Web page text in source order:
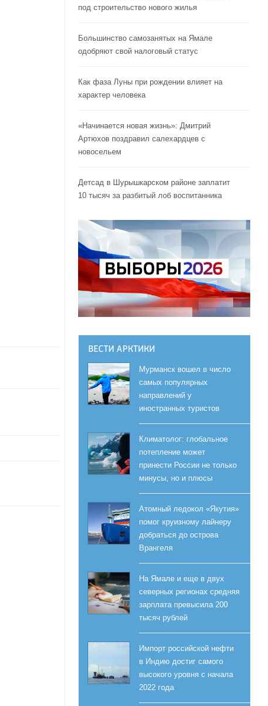
под строительство нового жилья
Большинство самозанятых на Ямале
одобряют свой налоговый статус
Как фаза Луны при рождении влияет на
характер человека
«Начинается новая жизнь»: Дмитрий
Артюхов поздравил салехардцев с
новосельем
Детсад в Шурышкарском районе заплатит
10 тысяч за разбитый лоб воспитанника
ВЕСТИ АРКТИКИ
Мурманск вошел в число
самых популярных
направлений у
иностранных туристов
Климатолог: глобальное
потепление может
принести России не только
минусы, но и плюсы
Атомный ледокол «Якутия»
помог круизному лайнеру
добраться до острова
Врангеля
На Ямале и еще в двух
северных регионах средняя
зарплата превысила 200
тысяч рублей
Импорт российской нефти
в Индию достиг самого
высокого уровня с начала
2022 года